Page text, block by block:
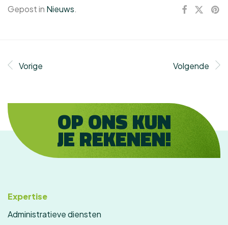
Gepost in Nieuws.
Vorige Volgende
OP ONS KUN
JE REKENEN!
Expertise
Administratieve diensten